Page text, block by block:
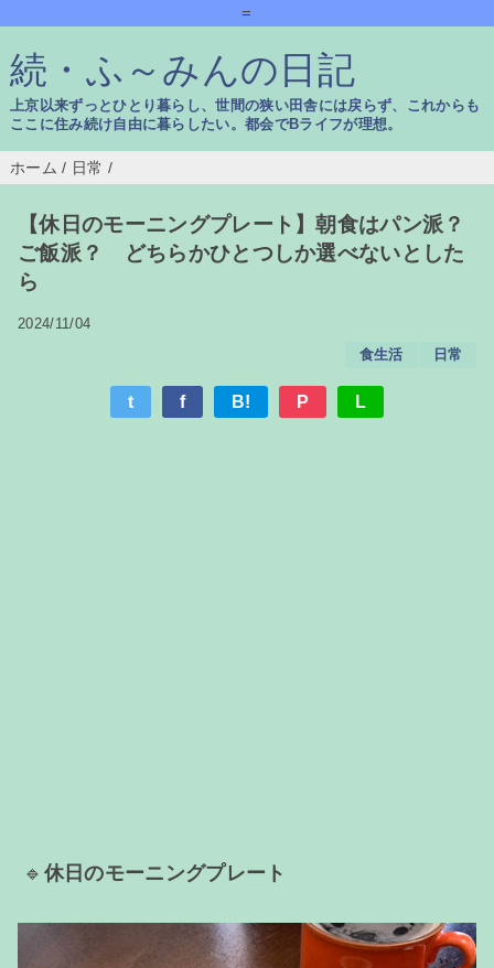
=
続・ふ～みんの日記
上京以来ずっとひとり暮らし、世間の狭い田舎には戻らず、これからも
ここに住み続け自由に暮らしたい。都会でBライフが理想。
ホーム / 日常 /
【休日のモーニングプレート】朝食はパン派？
ご飯派？ どちらかひとつしか選べないとした
ら
2024/11/04
食生活
日常
t f B! P L
🔹 休日のモーニングプレート